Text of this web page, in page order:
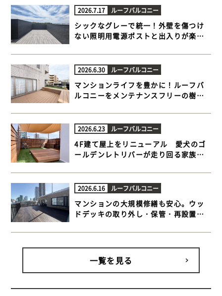
2026.7.17 ルーフバルコニー
シックなグレーで統一！外壁を傷つけ
ない照明用電源ポストと出入りが楽に
区 一戸建て屋上 樹脂木デッキ】
2026.6.30 ルーフバルコニー
マンションライフを豊かに！ルーフバ
ルコニーをメンテナンスフリーの樹脂
スに【目黒区 マンションルーフバルコ
ニー 樹脂木デッキ 】
2026.6.23 ルーフバルコニー
4F建て屋上をリニューアル 愛犬のゴ
ールデンレトリバーが走り回る家族だ
屋上 ウッドデッキ】
2026.6.16 ルーフバルコニー
マンションの大規模修繕も安心。ウッ
ドデッキの取り外し・保管・再設置ま
ンルーフバルコニー ウッドデッキ】
一覧を見る